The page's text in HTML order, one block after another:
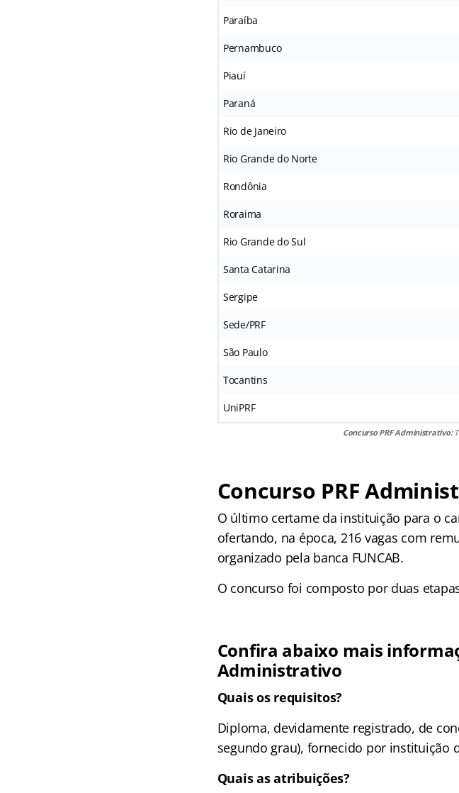
Paraíba
Pernambuco
Piauí
Paraná
Rio de Janeiro
Rio Grande do Norte
Rondônia
Roraima
Rio Grande do Sul
Santa Catarina
Sergipe
Sede/PRF
São Paulo
Tocantins
UniPRF
Concurso PRF Administrativo:
Concurso PRF
O último certame da instituição para o
ofertando, na época, 216 vagas com
organizado pela banca FUNCAB.
O concurso foi composto por duas
Confira abaixo mais
Administrativo
Quais os requisitos?
Diploma, devidamente registrado, de
segundo grau), fornecido por instituição
Quais as atribuições?